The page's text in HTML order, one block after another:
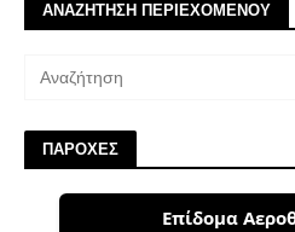
ΑΝΑΖΗΤΗΣΗ ΠΕΡΙΕΧΟΜΕΝΟΥ
ΠΑΡΟΧΕΣ
Επίδομα